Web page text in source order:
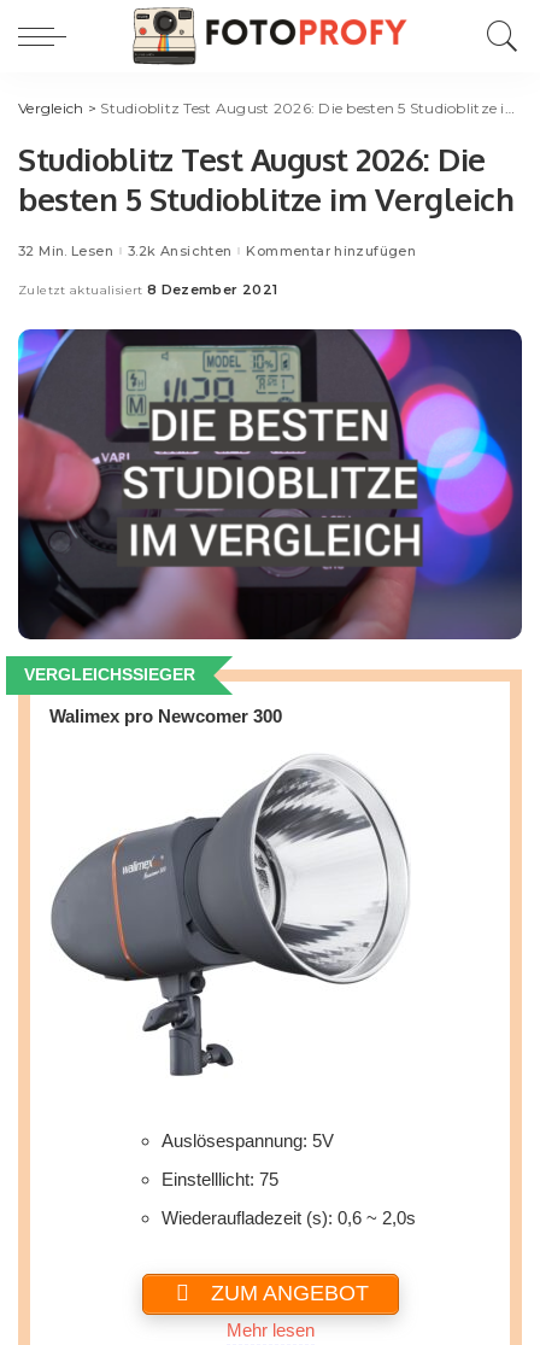
Vergleich > Studioblitz Test August 2026: Die besten 5 Studioblitze im Vergleich
Studioblitz Test August 2026: Die
besten 5 Studioblitze im Vergleich
32 Min. Lesen 3.2k Ansichten Kommentar hinzufügen
Zuletzt aktualisiert 8 Dezember 2021
VERGLEICHSSIEGER
Walimex pro Newcomer 300
Auslösespannung: 5V
Einstelllicht: 75
Wiederaufladezeit (s): 0,6 ~ 2,0s
ZUM ANGEBOT
Mehr lesen